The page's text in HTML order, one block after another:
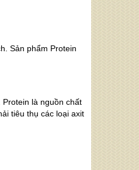
Sản phẩm Protein
là nguồn chất
tiêu thụ các loại axit